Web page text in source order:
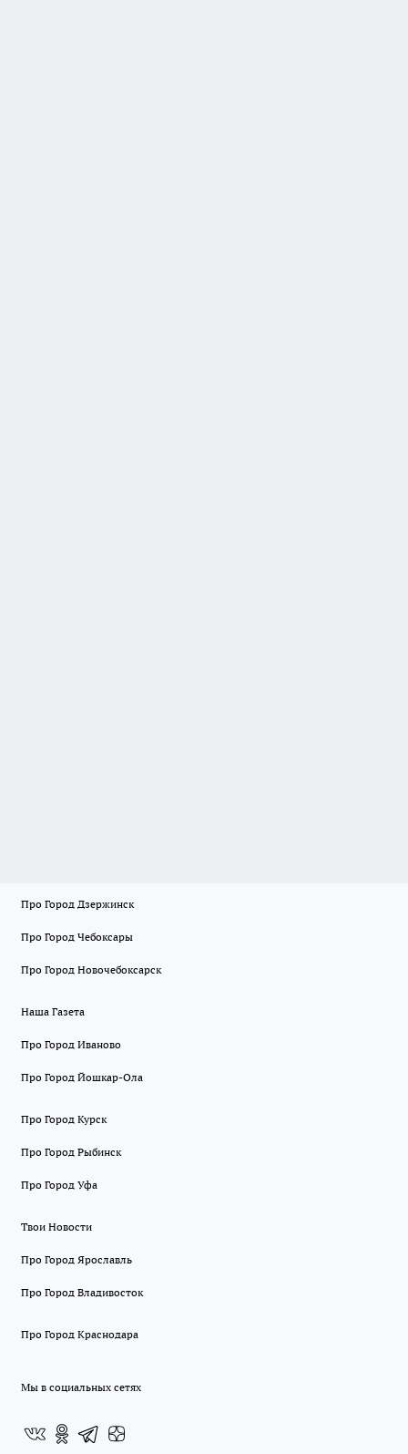
Про Город Дзержинск
Про Город Чебоксары
Про Город Новочебоксарск
Наша Газета
Про Город Иваново
Про Город Йошкар-Ола
Про Город Курск
Про Город Рыбинск
Про Город Уфа
Твои Новости
Про Город Ярославль
Про Город Владивосток
Про Город Краснодара
Мы в социальных сетях